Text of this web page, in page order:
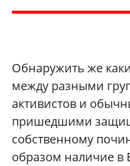
Обнаружить же
между разными
активистов и
пришедшими
собственному
образом наличие в